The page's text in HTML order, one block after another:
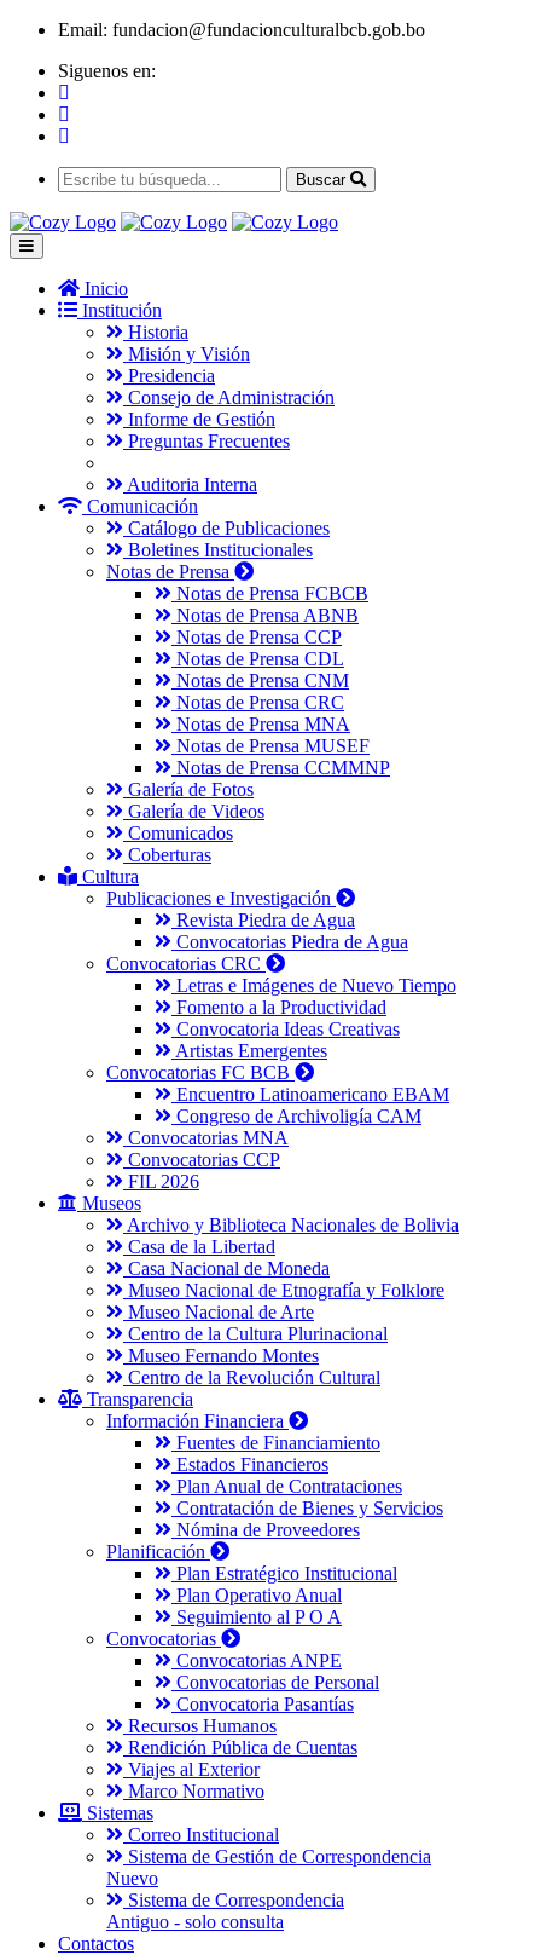
Email: fundacion@fundacionculturalbcb.gob.bo
Siguenos en:
Buscar
Inicio
Institución
Historia
Misión y Visión
Presidencia
Consejo de Administración
Informe de Gestión
Preguntas Frecuentes
Auditoria Interna
Comunicación
Catálogo de Publicaciones
Boletines Institucionales
Notas de Prensa
Notas de Prensa FCBCB
Notas de Prensa ABNB
Notas de Prensa CCP
Notas de Prensa CDL
Notas de Prensa CNM
Notas de Prensa CRC
Notas de Prensa MNA
Notas de Prensa MUSEF
Notas de Prensa CCMMNP
Galería de Fotos
Galería de Videos
Comunicados
Coberturas
Cultura
Publicaciones e Investigación
Revista Piedra de Agua
Convocatorias Piedra de Agua
Convocatorias CRC
Letras e Imágenes de Nuevo Tiempo
Fomento a la Productividad
Convocatoria Ideas Creativas
Artistas Emergentes
Convocatorias FC BCB
Encuentro Latinoamericano EBAM
Congreso de Archivoligía CAM
Convocatorias MNA
Convocatorias CCP
FIL 2026
Museos
Archivo y Biblioteca Nacionales de Bolivia
Casa de la Libertad
Casa Nacional de Moneda
Museo Nacional de Etnografía y Folklore
Museo Nacional de Arte
Centro de la Cultura Plurinacional
Museo Fernando Montes
Centro de la Revolución Cultural
Transparencia
Información Financiera
Fuentes de Financiamiento
Estados Financieros
Plan Anual de Contrataciones
Contratación de Bienes y Servicios
Nómina de Proveedores
Planificación
Plan Estratégico Institucional
Plan Operativo Anual
Seguimiento al P O A
Convocatorias
Convocatorias ANPE
Convocatorias de Personal
Convocatoria Pasantías
Recursos Humanos
Rendición Pública de Cuentas
Viajes al Exterior
Marco Normativo
Sistemas
Correo Institucional
Sistema de Gestión de Correspondencia
Nuevo
Sistema de Correspondencia
Antiguo - solo consulta
Contactos